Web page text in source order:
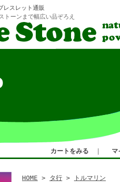
レスレット通販
トーンまで幅広い品ぞろえ
カートをみる ｜ マ
HOME > タ行 > トルマリン